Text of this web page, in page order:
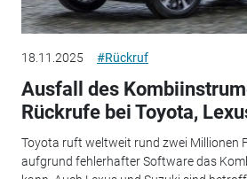
18.11.2025 #Rückruf
Ausfall des
Rückrufe bei Toyota,
Toyota ruft weltweit rund zwei Millionen
aufgrund fehlerhafter Software das